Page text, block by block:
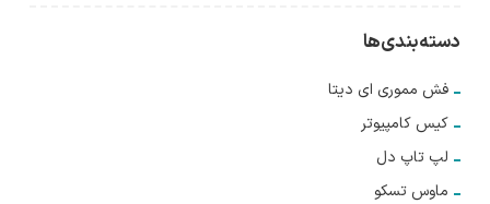
دسته‌بندی‌ها
فش مموری ای دیتا
کیس کامپیوتر
لپ تاپ دل
ماوس تسکو